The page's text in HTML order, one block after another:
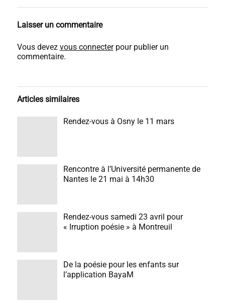
Laisser un commentaire
Vous devez vous connecterpour publier un
commentaire.
Articles similaires
Rendez-vous à Osny le 11 mars
Rencontre à l’Université permanente de
Nantes le 21 mai à 14h30
Rendez-vous samedi 23 avril pour
« Irruption poésie » à Montreuil
De la poésie pour les enfants sur
l’application BayaM